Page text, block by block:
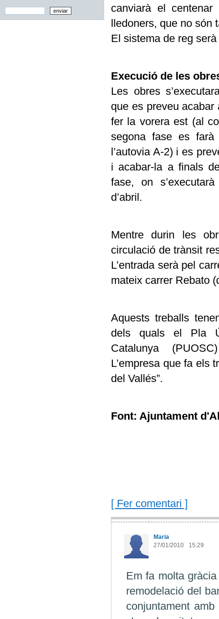
canviarà el
lledoners, que no són
El sistema de reg
Execució de les
Les obres
que es preveu
fer la vorera est (al
segona fase es
l’autovia A-2) i es
i acabar-la a finals
fase, on
d’abril.
Mentre durin les
circulació de trànsit
L’entrada serà pel
mateix carrer Rebato
Aquests treballs
dels quals el Pla
Catalunya
L’empresa que fa els
del Vallés”.
Font: Ajuntament
[ Fer comentari ]
Maria
27/01/2010
15:29
Em fa molta
remodelació del
conjuntament